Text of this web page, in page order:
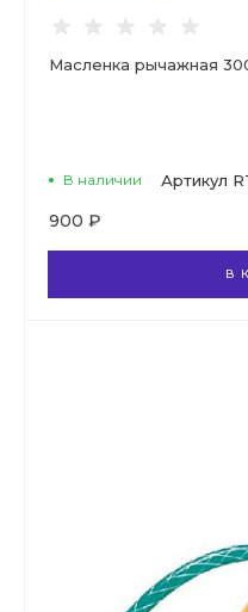
Масленка рычажная
В наличии Артикул
900 ₽
В